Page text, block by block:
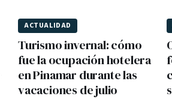
ACTUALIDAD
Turismo invernal: cómo
fue la ocupación hotelera
en Pinamar durante las
vacaciones de julio